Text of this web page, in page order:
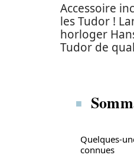
Accessoire
les Tudor !
horloger
Tudor de
Quelques-
connues